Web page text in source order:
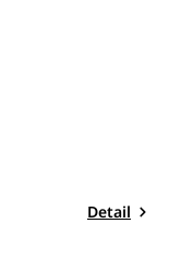
Detail